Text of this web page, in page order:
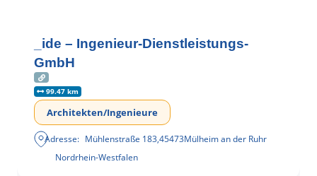
_ide – Ingenieur-Dienstleistungs-
GmbH
99.47 km
Architekten/Ingenieure
Adresse: Mühlenstraße 183,45473Mülheim an der Ruhr
Nordrhein-Westfalen